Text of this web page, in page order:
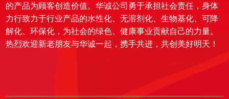
的产品为顾客创造价值。华诚公司勇于承担社会责任，身体
力行致力于行业产品的水性化、无溶剂化、生物基化、可降
解化、环保化，为社会的绿色、健康事业贡献自己的力量。
热烈欢迎新老朋友与华诚一起，携手共进，共创美好明天！